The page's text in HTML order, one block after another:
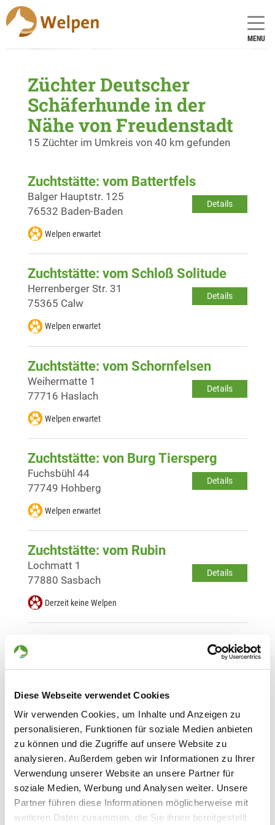
Diese Webseite verwendet Cookies
Wir verwenden Cookies, um Inhalte und Anzeigen zu
personalisieren, Funktionen für soziale Medien anbieten
zu können und die Zugriffe auf unsere Website zu
analysieren. Außerdem geben wir Informationen zu Ihrer
Verwendung unserer Website an unsere Partner für
soziale Medien, Werbung und Analysen weiter. Unsere
Partner führen diese Informationen möglicherweise mit
weiteren Daten zusammen, die Sie ihnen bereitgestellt
MENU
Züchter Deutscher
Schäferhunde in der
Nähe von Freudenstadt
15 Züchter im Umkreis von 40 km gefunden
Zuchtstätte: vom Battertfels
Details
Balger Hauptstr. 125
76532 Baden-Baden
Welpen erwartet
Zuchtstätte: vom Schloß Solitude
Details
Herrenberger Str. 31
75365 Calw
Welpen erwartet
Zuchtstätte: vom Schornfelsen
Details
Weihermatte 1
77716 Haslach
Welpen erwartet
Zuchtstätte: von Burg Tiersperg
Details
Fuchsbühl 44
77749 Hohberg
Welpen erwartet
Zuchtstätte: vom Rubin
Details
Lochmatt 1
77880 Sasbach
Derzeit keine Welpen
Zuchtstätte: von der Grottenlache
76599 Weisenbach
Derzeit keine Welpen
Zuchtstätte: vom Sonnenhaus
Details
Hornisgrindestr. 123
77866 Rheinau-Memprechtshofen
Derzeit keine Welpen